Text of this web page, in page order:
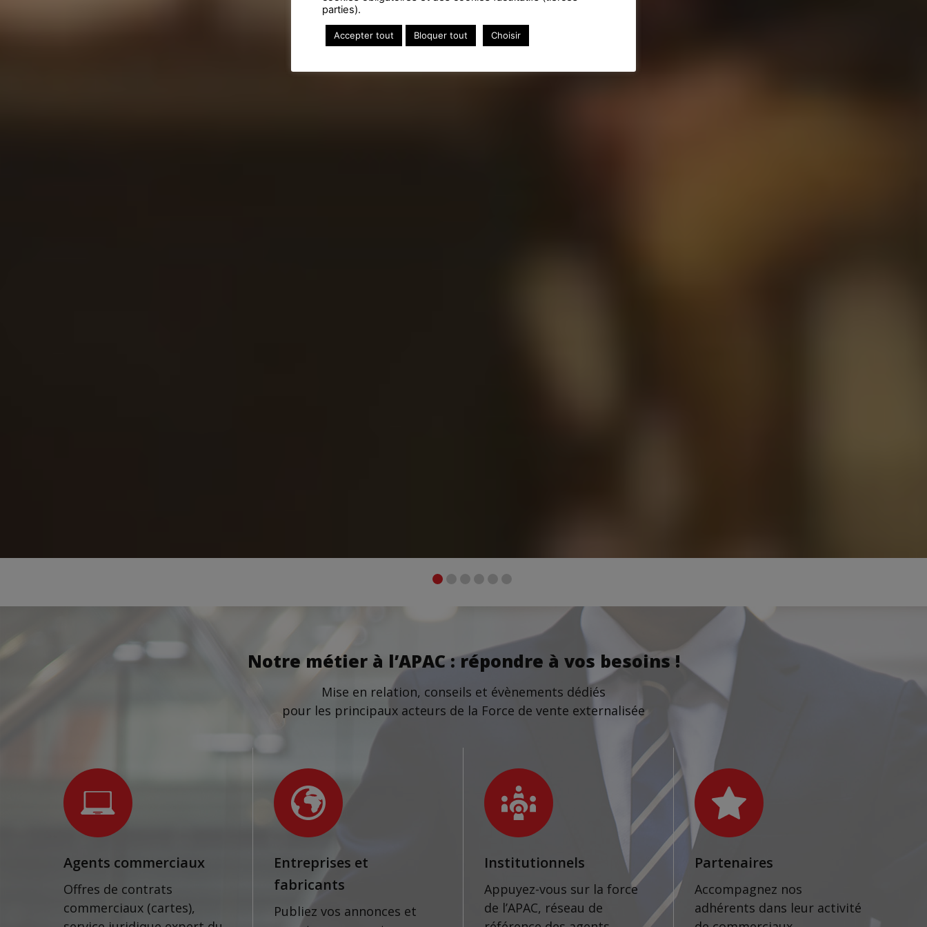
Notre métier à l’APAC : répondre à vos besoins !
Mise en relation, conseils et évènements dédiés
pour les principaux acteurs de la Force de vente externalisée
Agents commerciaux
Offres de contrats
commerciaux (cartes),
Entreprises et
fabricants
Publiez vos annonces et
Institutionnels
Appuyez-vous sur la force
de l’APAC, réseau de
Partenaires
Accompagnez nos
adhérents dans leur activité
parties).
Accepter tout Bloquer tout Choisir